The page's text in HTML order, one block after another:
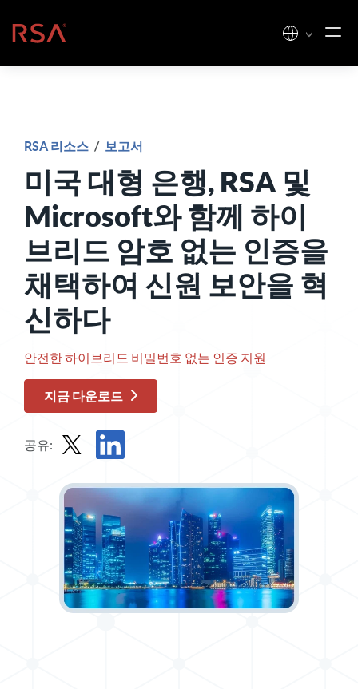
홈
RSA 리소스 / 보고서
미국 대형 은행, RSA 및
Microsoft와 함께 하이
브리드 암호 없는 인증을
채택하여 신원 보안을 혁
신하다
안전한 하이브리드 비밀번호 없는 인증 지원
지금 다운로드
공유: